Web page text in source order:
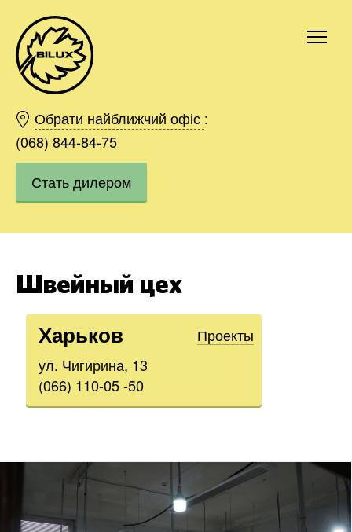
Обрати найближчий офіс :
(068) 844-84-75
Стать дилером
Швейный цех
Харьков
Проекты
ул. Чигирина, 13
(066) 110-05 -50
Киев
Харьков
Одесса
Днепр
Ивано-Франковск
Винница
Область
Заказать